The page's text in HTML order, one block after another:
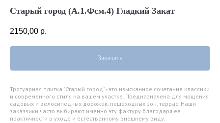
Старый город (А.1.Фсм.4) Гладкий Закат
2150,00 р.
Заказать
Тротуарная плитка "Старый город" - это изысканное сочетание классики
и современного стиля на вашем участке. Предназначена для мощения
садовых и велосипедных дорожек, пешеходных зон, террас. Наши
заказчики часто выбирают именно эту фактуру благодаря ее
практичности в уходе и естественному внешнему виду.